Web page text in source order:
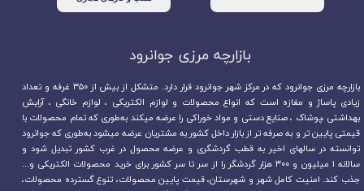
بازارچه مرزی جوانرود​​​​​​​
بازارچه مرزی جوانرود که در مرکز شهر جوانرود قرار دارد. متشکل از بیش از ۳۵۰ غرفه و تعداد
زیادی پاساژ و مغازه است که انواع محصولات و لوازم الکتریکی ، لوازم خانگی ، آرایش
بهداشتی ،پوشاک ، صنایع دستی و مواد خوراکی را عرضه میکند به‌طوری که تمام محصولات با
قیمتی پایین تر و به صرفه تر از بازار داخل کشور به مشتریان عرضه میشود به‌طوری که جوانرود
توانسته در سالهای اخیر به قطب گردشگری و عرضه محصول در غرب کشور تبدیل شود و
سالانه ۱ میلیون و ۳۰۰ هزار گردشگر را از سر تا سر کشور برای خرید محصولات الکتریکی و...
جذب کند. امنیت کامل شهر و شهرستان، قیمت پایین محصولات، تنوع گسترده محصولات،